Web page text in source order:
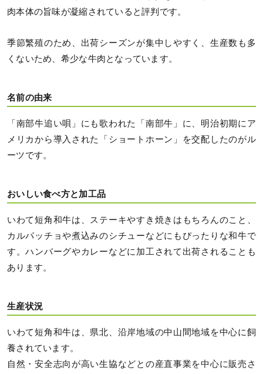
肉本体の旨味が凝縮されていると評判です。
季節繁殖のため、出荷シーズンが集中しやすく、生産数も多
くないため、希少な牛肉となっています。
名前の由来
「南部牛追い唄」にも歌われた「南部牛」に、明治初期にア
メリカから導入された「ショートホーン」を交配したのがル
ーツです。
おいしい食べ方と加工品
いわて短角和牛は、ステーキやすき焼きはもちろんのこと、
カルパッチョや煮込みのシチューなどにもぴったりな和牛で
す。ハンバーグやカレーなどに加工されて出荷されることも
あります。
生産状況
いわて短角和牛は、県北、沿岸地域の中山間地域を中心に飼
養されています。
自然・安全志向が高い生協などとの産直事業を中心に販売さ